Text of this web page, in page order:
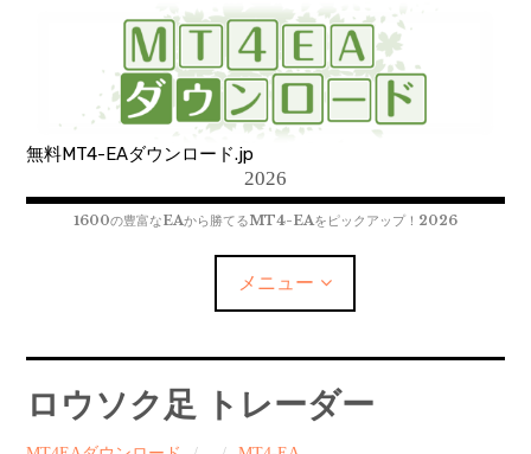
無料MT4-EAダウンロード.jp
2026
1600の豊富なEAから勝てるMT4-EAをピックアップ！2026
メニュー
MT4-EAﾀﾞｳﾝﾛｰﾄﾞ
MT5-EAﾀﾞｳﾝﾛｰﾄﾞ
ロウソク足 トレーダー